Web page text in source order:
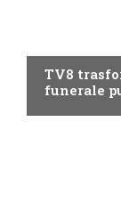
TV8
funerale